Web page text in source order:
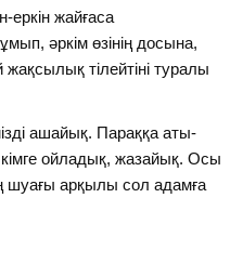
еркін жайғаса
әркім өзінің досына,
тілейтіні туралы
ашайық. Параққа аты-
ойладық, жазайық. Осы
шуағы арқылы сол адамға